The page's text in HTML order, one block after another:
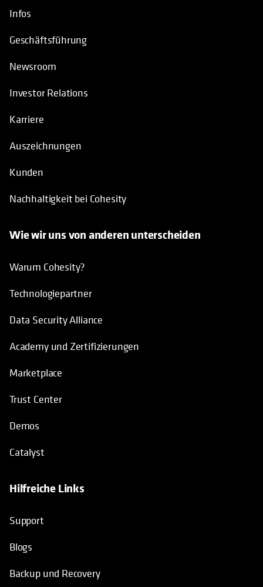
Infos
Geschäftsführung
Newsroom
Investor Relations
Karriere
Auszeichnungen
Kunden
Nachhaltigkeit bei Cohesity
Wie wir uns von anderen unterscheiden
Warum Cohesity?
Technologiepartner
Data Security Alliance
Academy und Zertifizierungen
Marketplace
Trust Center
Demos
Catalyst
Hilfreiche Links
Support
Blogs
Backup und Recovery